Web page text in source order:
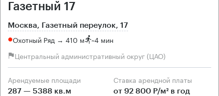
Газетный 17
Москва, Газетный переулок, 17
Охотный Ряд → 410 м ~4 мин
Центральный административный округ (ЦАО)
Арендуемые площади
287 — 5388 кв.м
Ставка арендной платы
от 92 800 Р/м² в год